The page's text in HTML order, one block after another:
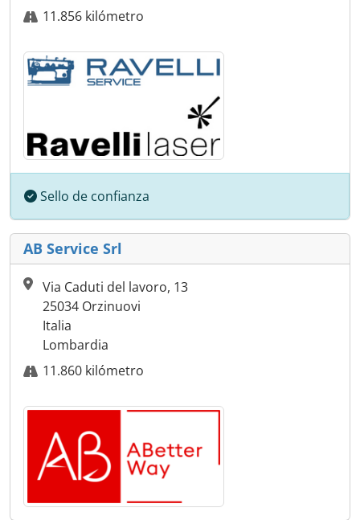
11.856 kilómetro
Sello de confianza
AB Service Srl
Via Caduti del lavoro, 13
25034 Orzinuovi
Italia
Lombardia
11.860 kilómetro